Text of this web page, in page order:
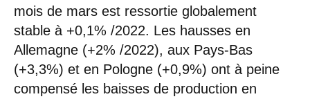
mois de mars est ressortie globalement
stable à +0,1% /2022. Les hausses en
Allemagne (+2% /2022), aux Pays-Bas
(+3,3%) et en Pologne (+0,9%) ont à peine
compensé les baisses de production en